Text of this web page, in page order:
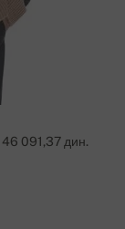
46 091,37 дин.